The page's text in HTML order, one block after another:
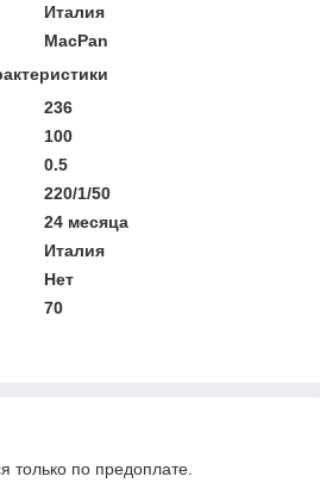
Италия
MacPan
236
100
0.5
220/1/50
24 месяца
Италия
Нет
70
только по предоплате.